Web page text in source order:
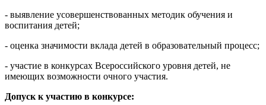
- выявление усовершенствованных методик обучения и
воспитания детей;
- оценка значимости вклада детей в образовательный процесс;
- участие в конкурсах Всероссийского уровня детей, не
имеющих возможности очного участия.
Допуск к участию в конкурсе: